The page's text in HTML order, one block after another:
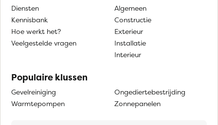
Diensten
Kennisbank
Hoe werkt het?
Veelgestelde vragen
Algemeen
Constructie
Exterieur
Installatie
Interieur
Populaire klussen
Gevelreiniging
Warmtepompen
Ongediertebestrijding
Zonnepanelen